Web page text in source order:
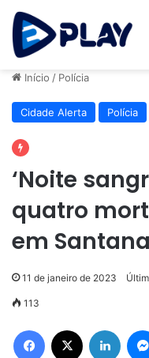
Início / Polícia
Cidade Alerta Polícia
‘Noite
quatro
em Santana
11 de janeiro de 2023
113
Facebook